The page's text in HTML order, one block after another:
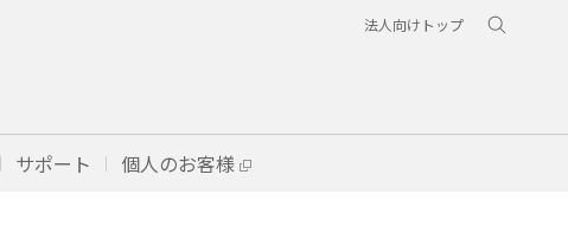
法人向けトップ
サポート 個人のお客様